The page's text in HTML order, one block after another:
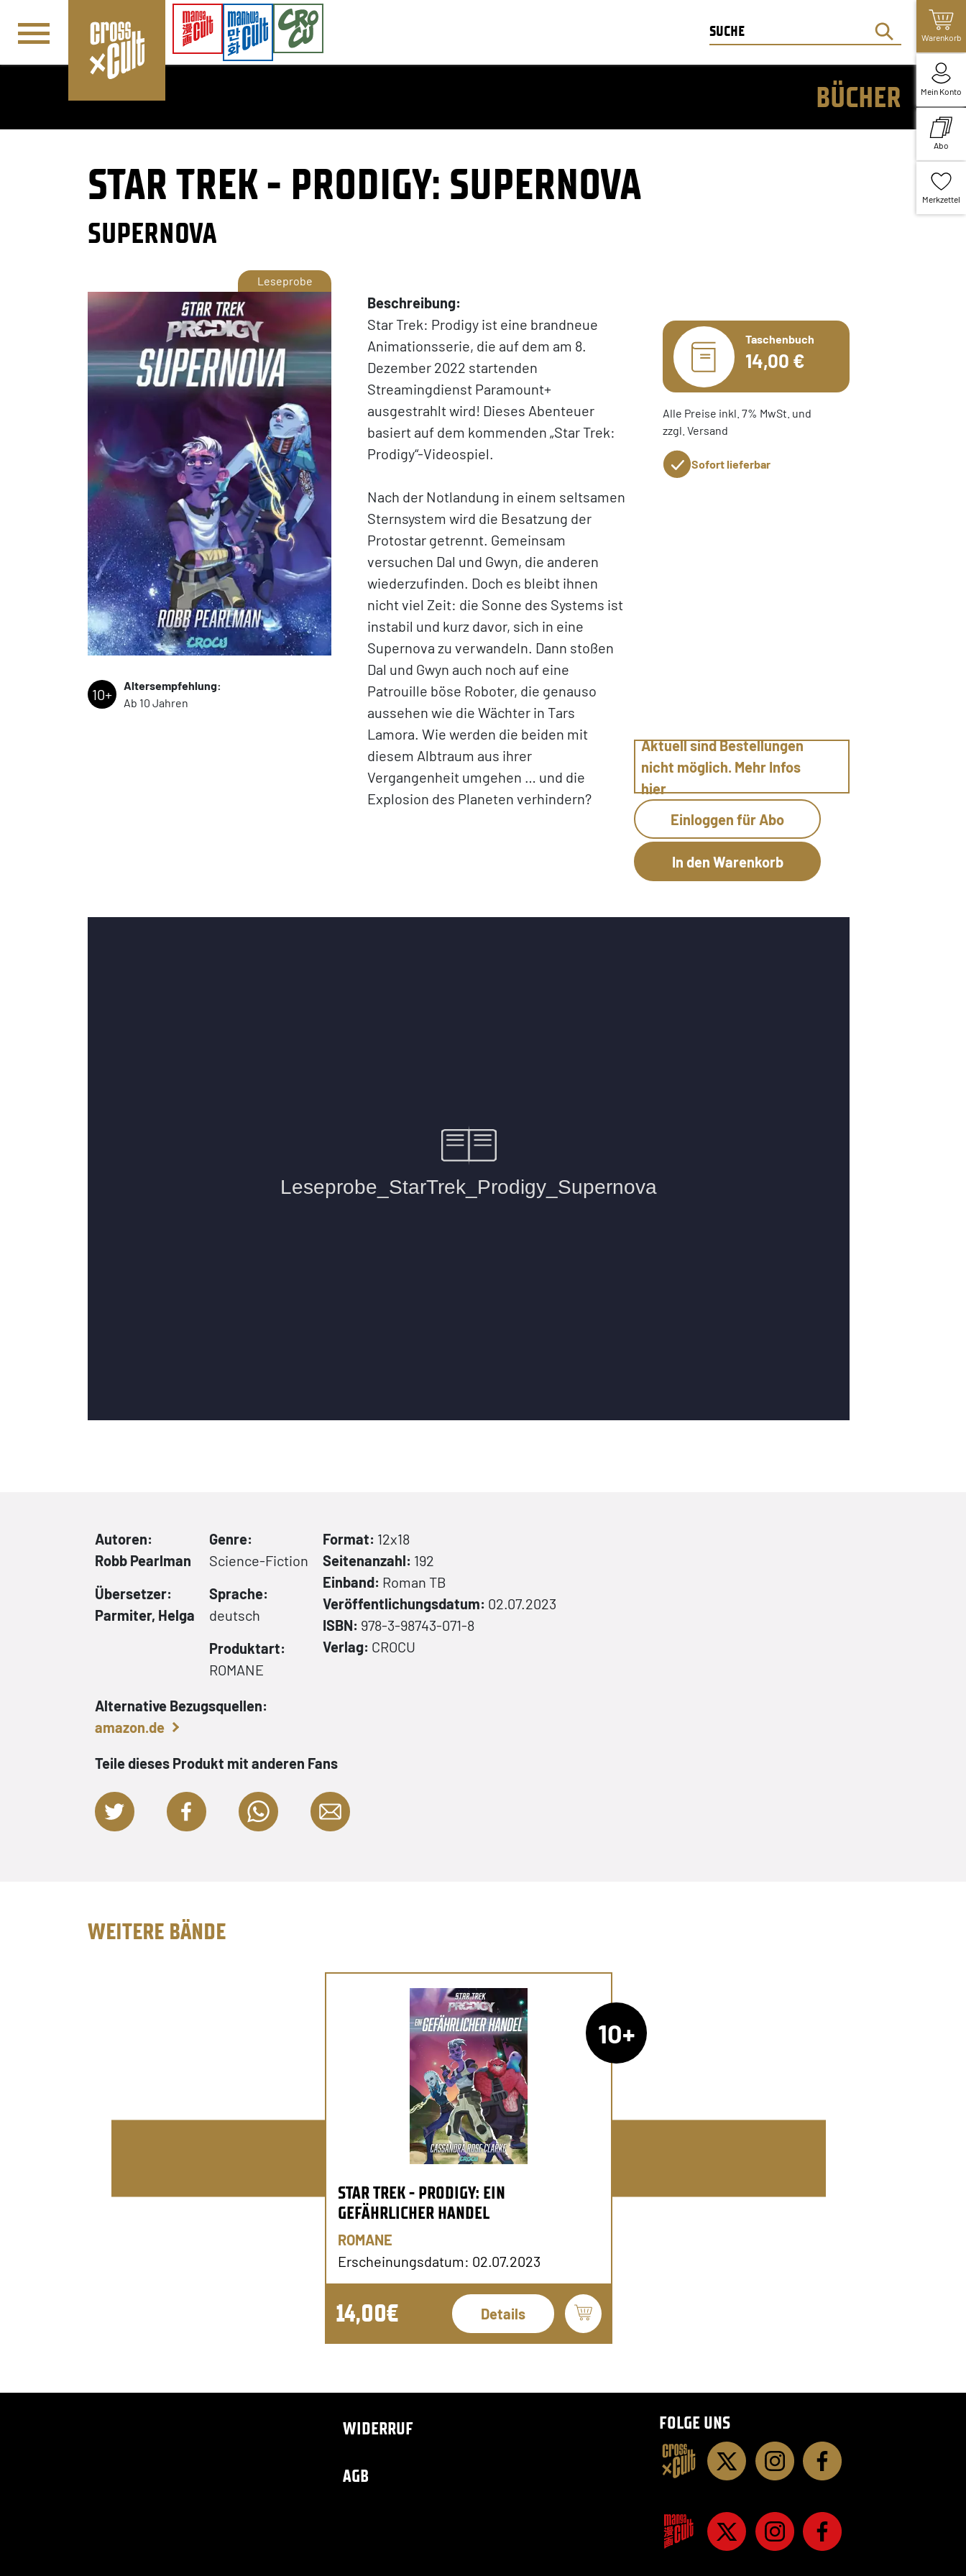
Warenkorb
Mein Konto
Abo
Merkzettel
BÜCHER
STAR TREK - PRODIGY: SUPERNOVA
SUPERNOVA
Leseprobe
10+
Altersempfehlung:
Ab 10 Jahren
Beschreibung:
Star Trek: Prodigy ist eine brandneue
Animationsserie, die auf dem am 8.
Dezember 2022 startenden
Streamingdienst Paramount+
ausgestrahlt wird! Dieses Abenteuer
basiert auf dem kommenden „Star Trek:
Prodigy“-Videospiel.
Nach der Notlandung in einem seltsamen
Sternsystem wird die Besatzung der
Protostar getrennt. Gemeinsam
versuchen Dal und Gwyn, die anderen
wiederzufinden. Doch es bleibt ihnen
nicht viel Zeit: die Sonne des Systems ist
instabil und kurz davor, sich in eine
Supernova zu verwandeln. Dann stoßen
Dal und Gwyn auch noch auf eine
Patrouille böse Roboter, die genauso
aussehen wie die Wächter in Tars
Lamora. Wie werden die beiden mit
diesem Albtraum aus ihrer
Vergangenheit umgehen … und die
Explosion des Planeten verhindern?
Taschenbuch
14,00 €
Alle Preise inkl. 7% MwSt. und
zzgl. Versand
Sofort lieferbar
Aktuell sind Bestellungen
nicht möglich. Mehr Infos
hier
Einloggen für Abo
Autoren:
Robb Pearlman
Übersetzer:
Parmiter, Helga
Genre:
Science-Fiction
Sprache:
deutsch
Produktart:
ROMANE
Format: 12x18
Seitenanzahl: 192
Einband: Roman TB
Veröffentlichungsdatum: 02.07.2023
ISBN: 978-3-98743-071-8
Verlag: CROCU
Alternative Bezugsquellen:
amazon.de
Teile dieses Produkt mit anderen Fans
WEITERE BÄNDE
10+
STAR TREK - PRODIGY: EIN
GEFÄHRLICHER HANDEL
ROMANE
Erscheinungsdatum: 02.07.2023
14,00€ Details
WIDERRUF
AGB
FOLGE UNS